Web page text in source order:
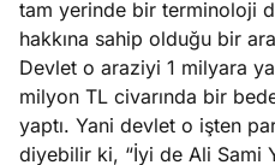
tam yerinde bir terminoloji
hakkına sahip olduğu bir
Devlet o araziyi 1 milyara
milyon TL civarında bir
yaptı. Yani devlet o işten
diyebilir ki, “İyi de Ali Sami